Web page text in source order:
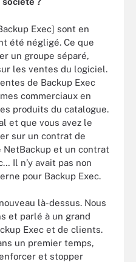
Exec] sont en
été négligé. Ce que
un groupe séparé,
les ventes du logiciel.
de Backup Exec
commerciaux en
produits du catalogue.
et que vous avez le
sur un contrat de
et un contrat
Il n’y avait pas non
pour Backup Exec.
là-dessus. Nous
et parlé à un grand
Exec et de clients.
un premier temps,
et stopper